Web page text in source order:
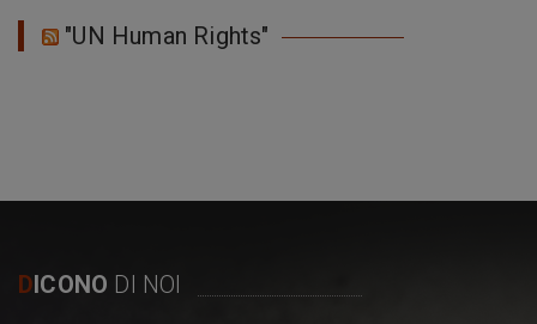
"UN Human Rights"
DICONO DI NOI